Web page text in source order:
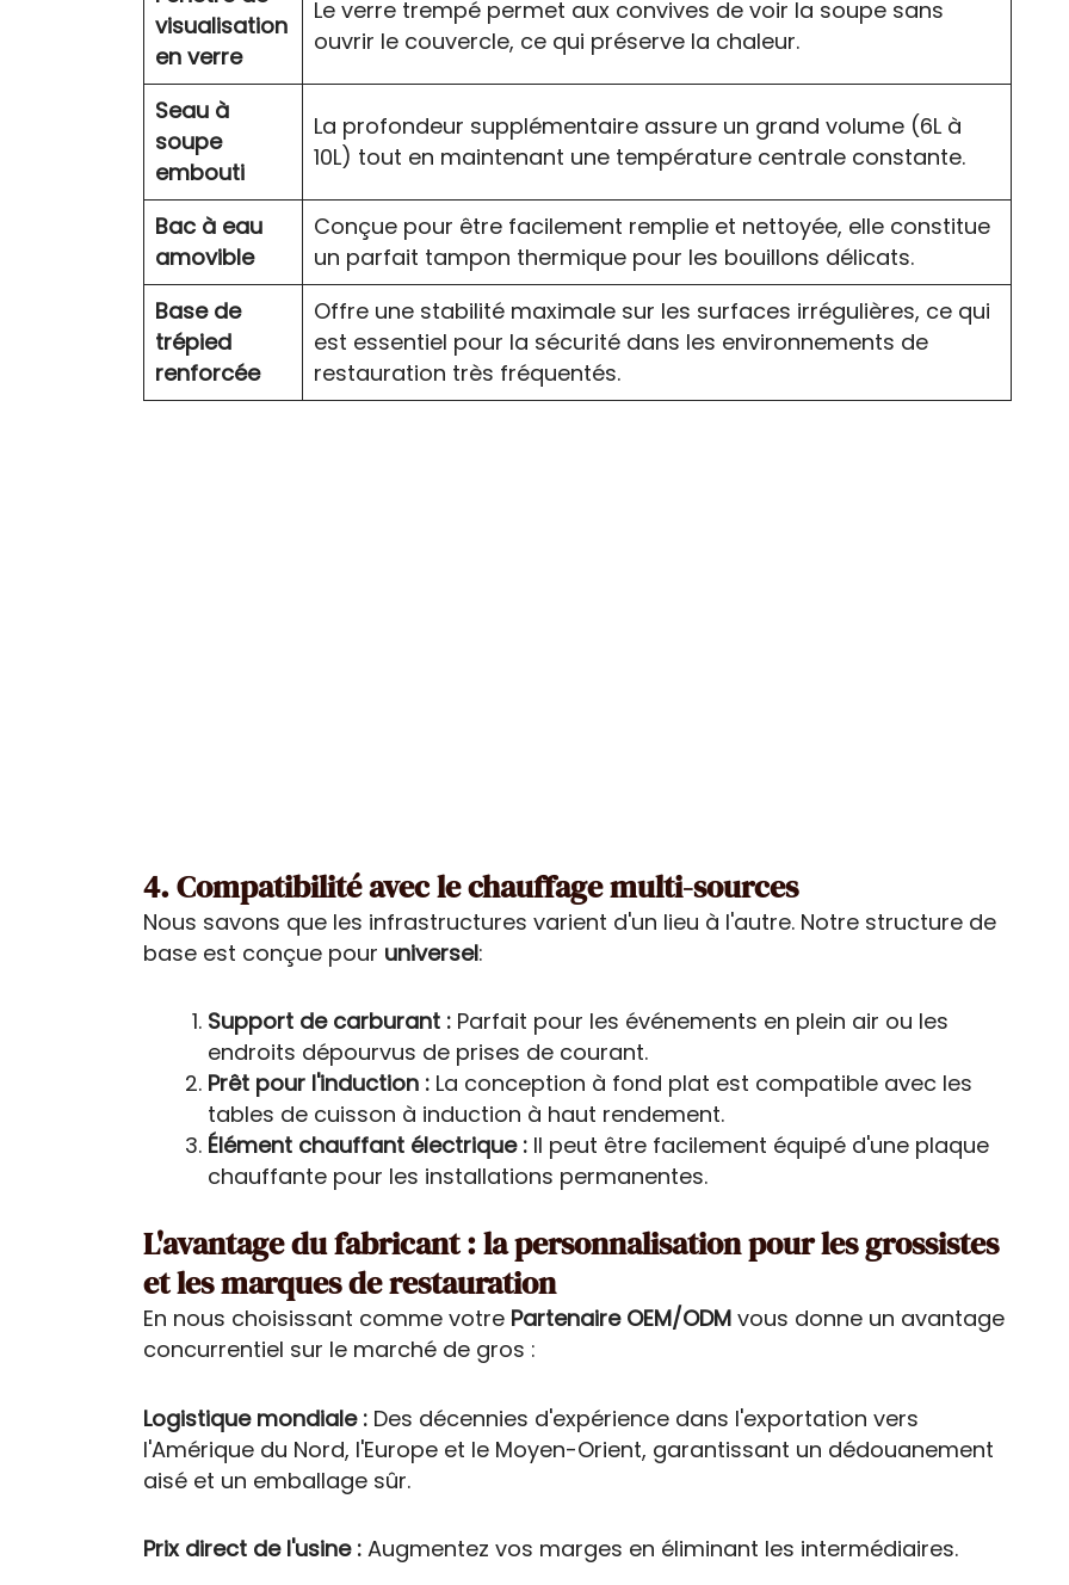
visualisation
en verre
Le verre trempé permet aux convives de voir la soupe sans
ouvrir le couvercle, ce qui préserve la chaleur.
Seau à
soupe
embouti
La profondeur supplémentaire assure un grand volume (6L à
10L) tout en maintenant une température centrale constante.
Bac à eau
amovible
Conçue pour être facilement remplie et nettoyée, elle constitue
un parfait tampon thermique pour les bouillons délicats.
Base de
trépied
renforcée
Offre une stabilité maximale sur les surfaces irrégulières, ce qui
est essentiel pour la sécurité dans les environnements de
restauration très fréquentés.
4. Compatibilité avec le chauffage multi-sources
Nous savons que les infrastructures varient d'un lieu à l'autre. Notre structure de
base est conçue pour universel:
Support de carburant : Parfait pour les événements en plein air ou les
endroits dépourvus de prises de courant.
Prêt pour l'induction : La conception à fond plat est compatible avec les
tables de cuisson à induction à haut rendement.
Élément chauffant électrique : Il peut être facilement équipé d'une plaque
chauffante pour les installations permanentes.
L'avantage du fabricant : la personnalisation pour les grossistes
et les marques de restauration
En nous choisissant comme votre Partenaire OEM/ODM vous donne un avantage
concurrentiel sur le marché de gros :
Logistique mondiale : Des décennies d'expérience dans l'exportation vers
l'Amérique du Nord, l'Europe et le Moyen-Orient, garantissant un dédouanement
aisé et un emballage sûr.
Prix direct de l'usine : Augmentez vos marges en éliminant les intermédiaires.